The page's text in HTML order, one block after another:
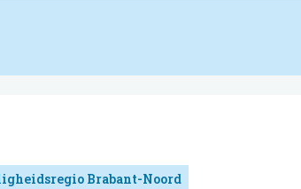
Brabant-Noord